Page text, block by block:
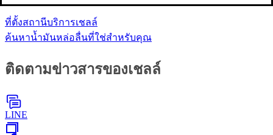
ที่ตั้งสถานีบริการเชลล์
ค้นหาน้ำมันหล่อลื่นที่ใช่สำหรับคุณ
ติดตามข่าวสารของเชลล์
LINE